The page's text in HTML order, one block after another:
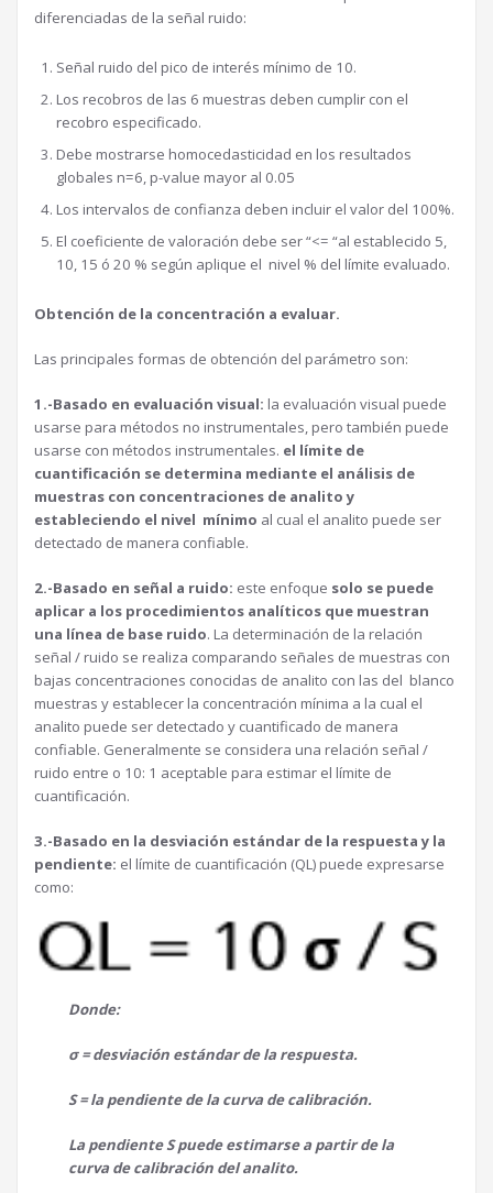
diferenciadas de la señal ruido:
Señal ruido del pico de interés mínimo de 10.
Los recobros de las 6 muestras deben cumplir con el
recobro especificado.
Debe mostrarse homocedasticidad en los resultados
globales n=6, p-value mayor al 0.05
Los intervalos de confianza deben incluir el valor del 100%.
El coeficiente de valoración debe ser “<= “al establecido 5,
10, 15 ó 20 % según aplique el nivel % del límite evaluado.
Obtención de la concentración a evaluar.
Las principales formas de obtención del parámetro son:
1.-Basado en evaluación visual: la evaluación visual puede
usarse para métodos no instrumentales, pero también puede
usarse con métodos instrumentales. el límite de
cuantificación se determina mediante el análisis de
muestras con concentraciones de analito y
estableciendo el nivel mínimo al cual el analito puede ser
detectado de manera confiable.
2.-Basado en señal a ruido: este enfoque solo se puede
aplicar a los procedimientos analíticos que muestran
una línea de base ruido. La determinación de la relación
señal / ruido se realiza comparando señales de muestras con
bajas concentraciones conocidas de analito con las del blanco
muestras y establecer la concentración mínima a la cual el
analito puede ser detectado y cuantificado de manera
confiable. Generalmente se considera una relación señal /
ruido entre o 10: 1 aceptable para estimar el límite de
cuantificación.
3.-Basado en la desviación estándar de la respuesta y la
pendiente: el límite de cuantificación (QL) puede expresarse
como:
Donde:
σ= desviación estándar de la respuesta.
S = la pendiente de la curva de calibración.
La pendiente S puede estimarse a partir de la
curva de calibración del analito.